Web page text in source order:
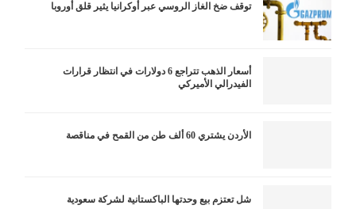
توقف ضخ الغاز الروسي عبر أوكرانيا يثير قلق أوروبا
أسعار الذهب تتراجع 6 دولارات في انتظار قرارات
الفيدرالي الأميركي
الأردن يشتري 60 ألف طن من القمح في مناقصة
شل تعتزم بيع وحدتها الباكستانية لشركة سعودية